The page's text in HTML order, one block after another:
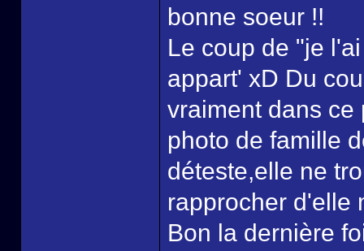
bonne soeur !!
Le coup de "je
appart' xD Du
vraiment dans ce
photo de famille
déteste,elle ne
rapprocher d'elle
Bon la dernière